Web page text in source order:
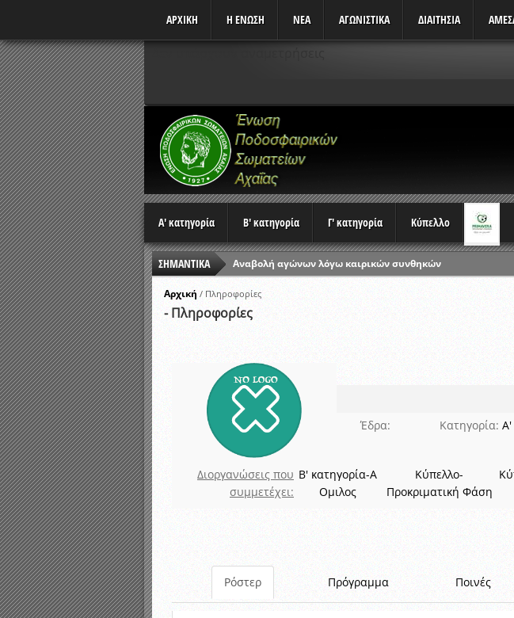
ΑΡΧΙΚΗ Η ΕΝΩΣΗ ΝΕΑ ΑΓΩΝΙΣΤΙΚΆ ΔΙΑΙΤΗΣΙΑ
Α' κατηγορία Β' κατηγορία Γ' κατηγορία Κύπελλο
ΣΗΜΑΝΤΙΚΑ
Αναβολή αγώνων λόγω καιρικών συνθηκών
Ώρες έναρξης αγώνων Πρωταθλημάτων
Αποτελέσματα επαναληπτικών γραπτών εξετάσεων και
Κλήρωση Β’ Φάσης Κυπέλλου Ερασιτεχνών 2015-2016
Καταρτισμός ομάδων ανα όμιλο
Κληρώσεις Πρωταθλημάτων και Κυπέλλου 2015-2016
Αρχική / Πληροφορίες
- Πληροφορίες
Έδρα: Κατηγορία: Α'
Διοργανώσεις που
συμμετέχει:
Β' κατηγορία-Α
Ομιλος
Κύπελλο-
Προκριματική Φάση
Ρόστερ Πρόγραμμα Ποινές